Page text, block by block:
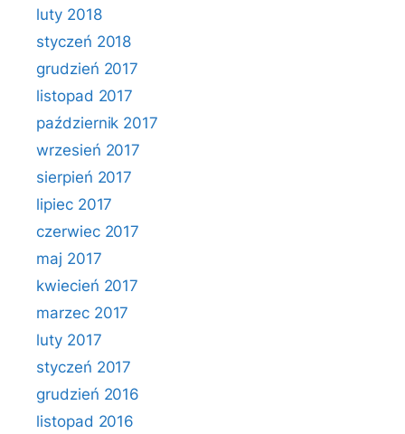
luty 2018
styczeń 2018
grudzień 2017
listopad 2017
październik 2017
wrzesień 2017
sierpień 2017
lipiec 2017
czerwiec 2017
maj 2017
kwiecień 2017
marzec 2017
luty 2017
styczeń 2017
grudzień 2016
listopad 2016